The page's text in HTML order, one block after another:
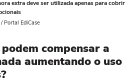
extra deve ser utilizada apenas para cobrir
Portal EdiCase
compensar a
aumentando o uso